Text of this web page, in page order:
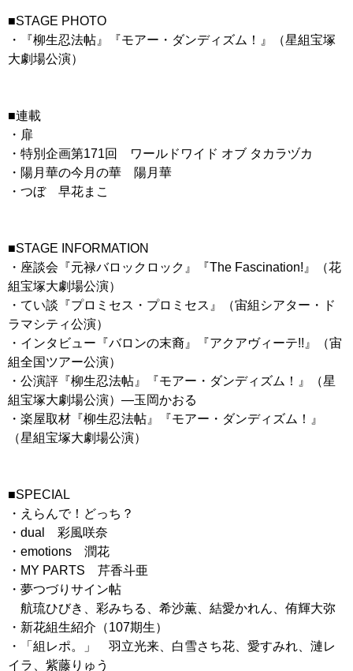
■STAGE PHOTO
・『柳生忍法帖』『モアー・ダンディズム！』（星組宝塚
大劇場公演）
■連載
・扉
・特別企画第171回 ワールドワイド オブ タカラヅカ
・陽月華の今月の華 陽月華
・つぼ 早花まこ
■STAGE INFORMATION
・座談会『元禄バロックロック』『The Fascination!』（花
組宝塚大劇場公演）
・てい談『プロミセス・プロミセス』（宙組シアター・ド
ラマシティ公演）
・インタビュー『バロンの末裔』『アクアヴィーテ!!』（宙
組全国ツアー公演）
・公演評『柳生忍法帖』『モアー・ダンディズム！』（星
組宝塚大劇場公演）―玉岡かおる
・楽屋取材『柳生忍法帖』『モアー・ダンディズム！』
（星組宝塚大劇場公演）
■SPECIAL
・えらんで！どっち？
・dual 彩風咲奈
・emotions 潤花
・MY PARTS 芹香斗亜
・夢つづりサイン帖
航琉ひびき、彩みちる、希沙薫、結愛かれん、侑輝大弥
・新花組生紹介（107期生）
・「組レポ。」 羽立光来、白雪さち花、愛すみれ、漣レ
イラ、紫藤りゅう